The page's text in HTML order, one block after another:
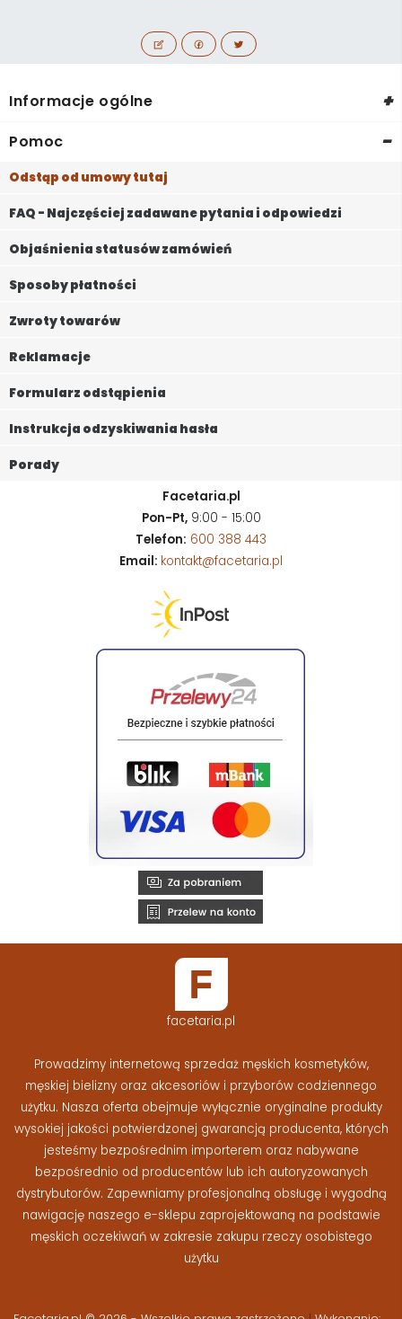
Informacje ogólne +
Pomoc -
Odstąp od umowy tutaj
FAQ - Najczęściej zadawane pytania i odpowiedzi
Objaśnienia statusów zamówień
Sposoby płatności
Zwroty towarów
Reklamacje
Formularz odstąpienia
Instrukcja odzyskiwania hasła
Porady
Facetaria.pl
Pon-Pt,9:00 - 15:00
Telefon: 600 388 443
Email: kontakt@facetaria.pl
facetaria.pl
Prowadzimy internetową sprzedaż męskich kosmetyków,
męskiej bielizny oraz akcesoriów i przyborów codziennego
użytku. Nasza oferta obejmuje wyłącznie oryginalne produkty
wysokiej jakości potwierdzonej gwarancją producenta, których
jesteśmy bezpośrednim importerem oraz nabywane
bezpośrednio od producentów lub ich autoryzowanych
dystrybutorów. Zapewniamy profesjonalną obsługę i wygodną
nawigację naszego e-sklepu zaprojektowaną na podstawie
męskich oczekiwań w zakresie zakupu rzeczy osobistego
użytku